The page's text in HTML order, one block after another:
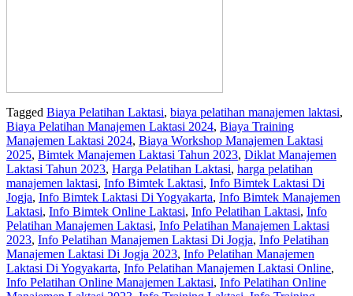
Tagged Biaya Pelatihan Laktasi, biaya pelatihan manajemen laktasi,
Biaya Pelatihan Manajemen Laktasi 2024, Biaya Training
Manajemen Laktasi 2024, Biaya Workshop Manajemen Laktasi
2025, Bimtek Manajemen Laktasi Tahun 2023, Diklat Manajemen
Laktasi Tahun 2023, Harga Pelatihan Laktasi, harga pelatihan
manajemen laktasi, Info Bimtek Laktasi, Info Bimtek Laktasi Di
Jogja, Info Bimtek Laktasi Di Yogyakarta, Info Bimtek Manajemen
Laktasi, Info Bimtek Online Laktasi, Info Pelatihan Laktasi, Info
Pelatihan Manajemen Laktasi, Info Pelatihan Manajemen Laktasi
2023, Info Pelatihan Manajemen Laktasi Di Jogja, Info Pelatihan
Manajemen Laktasi Di Jogja 2023, Info Pelatihan Manajemen
Laktasi Di Yogyakarta, Info Pelatihan Manajemen Laktasi Online,
Info Pelatihan Online Manajemen Laktasi, Info Pelatihan Online